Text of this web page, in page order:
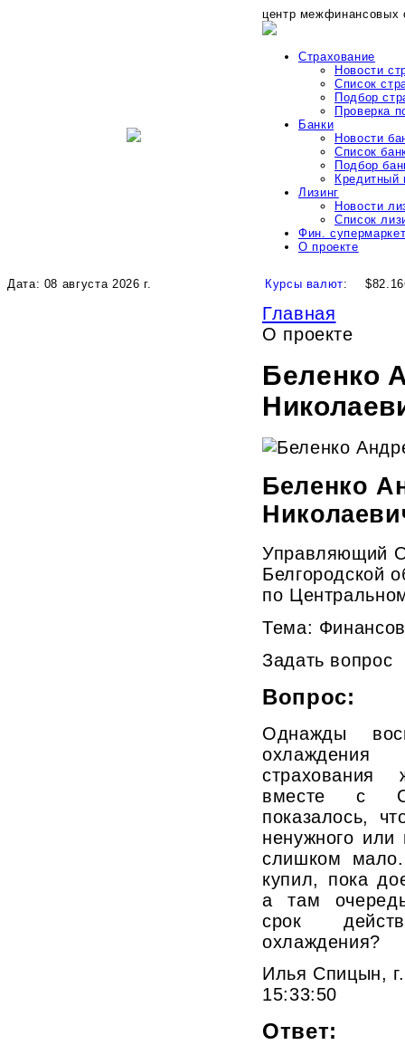
центр межфинансовых
Страхование
Новости
Список
Подбор
Проверка
Банки
Новости
Список
Подбор
Кредитный
Лизинг
Новости
Список
Фин.
О проекте
Дата: 08 августа 2026 г. Курсы валют:
Главная
О проекте
Беленко
Беленко
Управляющий
Белгородской
по
Тема:
Задать вопрос
Вопрос:
Однажды
страхования
вместе с
показалось,
ненужного или
слишком
купил, пока
а там
срок
охлаждения?
Илья Спицын,
15:33:50
Ответ: